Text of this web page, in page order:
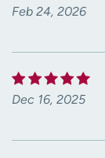
Feb 24, 2026
Dec 16, 2025